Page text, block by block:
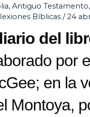
, Antiguo Testamento,
Bíblicas /24
del
por
en la
Montoya,